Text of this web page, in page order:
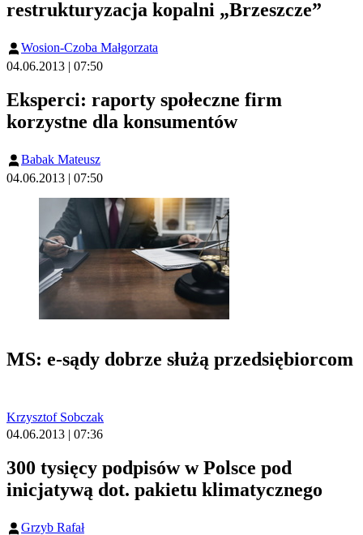
restrukturyzacja kopalni „Brzeszcze”
Wosion-Czoba Małgorzata
04.06.2013 | 07:50
Eksperci: raporty społeczne firm
korzystne dla konsumentów
Babak Mateusz
04.06.2013 | 07:50
MS: e-sądy dobrze służą przedsiębiorcom
Krzysztof Sobczak
04.06.2013 | 07:36
300 tysięcy podpisów w Polsce pod
inicjatywą dot. pakietu klimatycznego
Grzyb Rafał